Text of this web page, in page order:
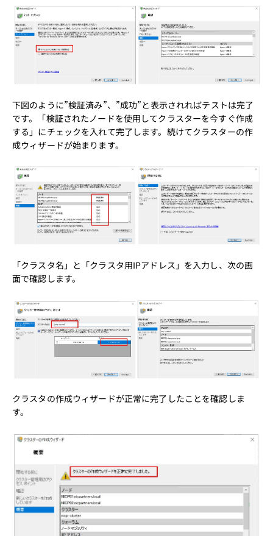
下図のように”検証済み”、”成功”と表示されればテストは完了
です。「検証されたノードを使用してクラスターを今すぐ作成
する」にチェックを入れて完了します。続けてクラスターの作
成ウィザードが始まります。
「クラスタ名」と「クラスタ用IPアドレス」を入力し、次の画
面で確認します。
クラスタの作成ウィザードが正常に完了したことを確認しま
す。